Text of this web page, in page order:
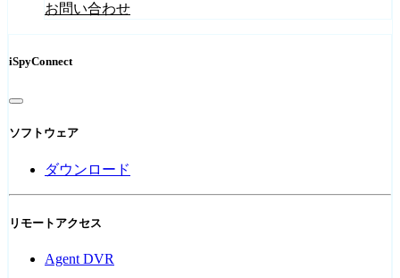
お問い合わせ
iSpyConnect
ソフトウェア
ダウンロード
リモートアクセス
Agent DVR